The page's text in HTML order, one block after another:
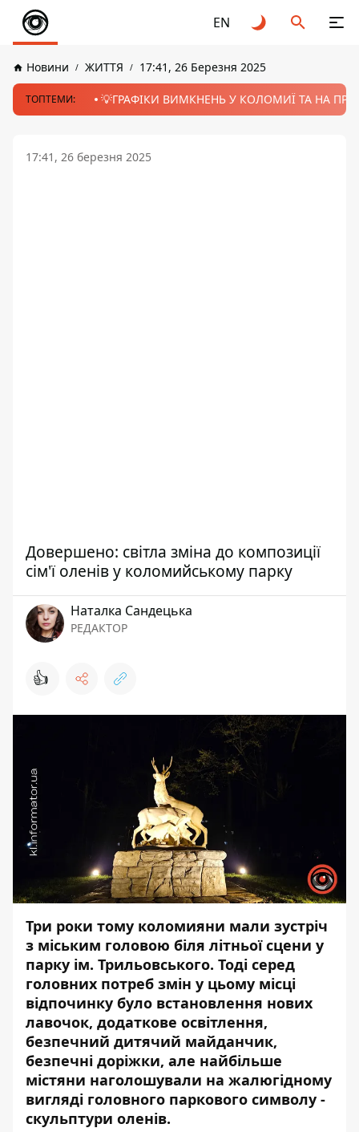
EN
Новини ЖИТТЯ 17:41, 26 Березня 2025
ТОПТЕМИ: 💡ГРАФІКИ ВИМКНЕНЬ У КОЛОМИЇ ТА НА
17:41, 26 березня 2025
Довершено: світла зміна до композиції
сім'ї оленів у коломийському парку
Наталка Сандецька
РЕДАКТОР
👍
Три роки тому коломияни мали зустріч
з міським головою біля літньої сцени у
парку ім. Трильовського. Тоді серед
головних потреб змін у цьому місці
відпочинку було встановлення нових
лавочок, додаткове освітлення,
безпечний дитячий майданчик,
безпечні доріжки, але найбільше
містяни наголошували на жалюгідному
вигляді головного паркового символу -
скульптури оленів.